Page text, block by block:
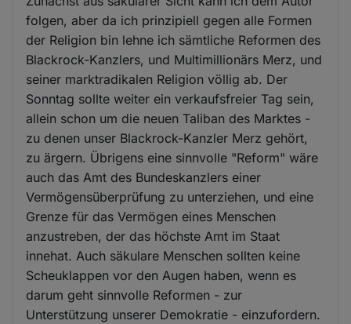
folgen, aber da ich prinzipiell gegen alle Formen
der Religion bin lehne ich sämtliche Reformen des
Blackrock-Kanzlers, und Multimillionärs Merz, und
seiner marktradikalen Religion völlig ab. Der
Sonntag sollte weiter ein verkaufsfreier Tag sein,
allein schon um die neuen Taliban des Marktes -
zu denen unser Blackrock-Kanzler Merz gehört,
zu ärgern. Übrigens eine sinnvolle "Reform" wäre
auch das Amt des Bundeskanzlers einer
Vermögensüberprüfung zu unterziehen, und eine
Grenze für das Vermögen eines Menschen
anzustreben, der das höchste Amt im Staat
innehat. Auch säkulare Menschen sollten keine
Scheuklappen vor den Augen haben, wenn es
darum geht sinnvolle Reformen - zur
Unterstützung unserer Demokratie - einzufordern.